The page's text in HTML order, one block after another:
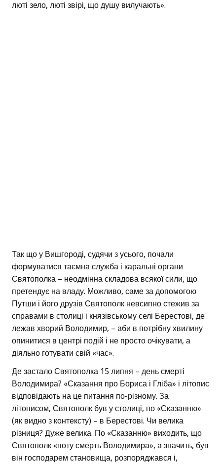
люті зело, люті звірі, що душу вилучають».
Так що у Вишгороді, судячи з усього, почали
формуватися таємна служба і каральні органи
Святополка – неодмінна складова всякої сили, що
претендує на владу. Можливо, саме за допомогою
Путши і його друзів Святополк невсипно стежив за
справами в столиці і князівському селі Берестові, де
лежав хворий Володимир, – аби в потрібну хвилину
опинитися в центрі подій і не просто очікувати, а
діяльно готувати свій «час».
Де застало Святополка 15 липня – день смерті
Володимира? «Сказання про Бориса і Гліба» і літопис
відповідають на це питання по-різному. За
літописом, Святополк був у столиці, по «Сказанню»
(як видно з контексту) – в Берестові. Чи велика
різниця? Дуже велика. По «Сказанню» виходить, що
Святополк «поту смерть Володимира», а значить, був
він господарем становища, розпоряджався і,